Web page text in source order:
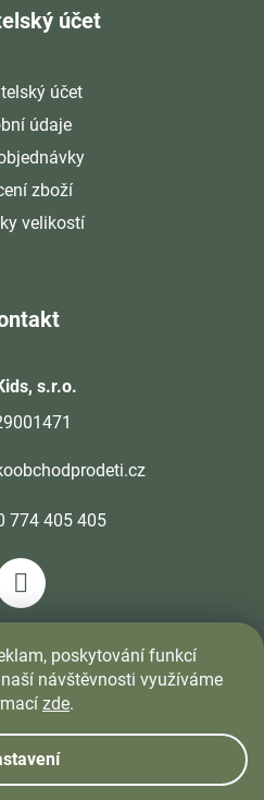
poskytování funkcí
návštěvnosti využíváme
zde.
účet
účet
údaje
zboží
velikostí
s.r.o.
774 405 405